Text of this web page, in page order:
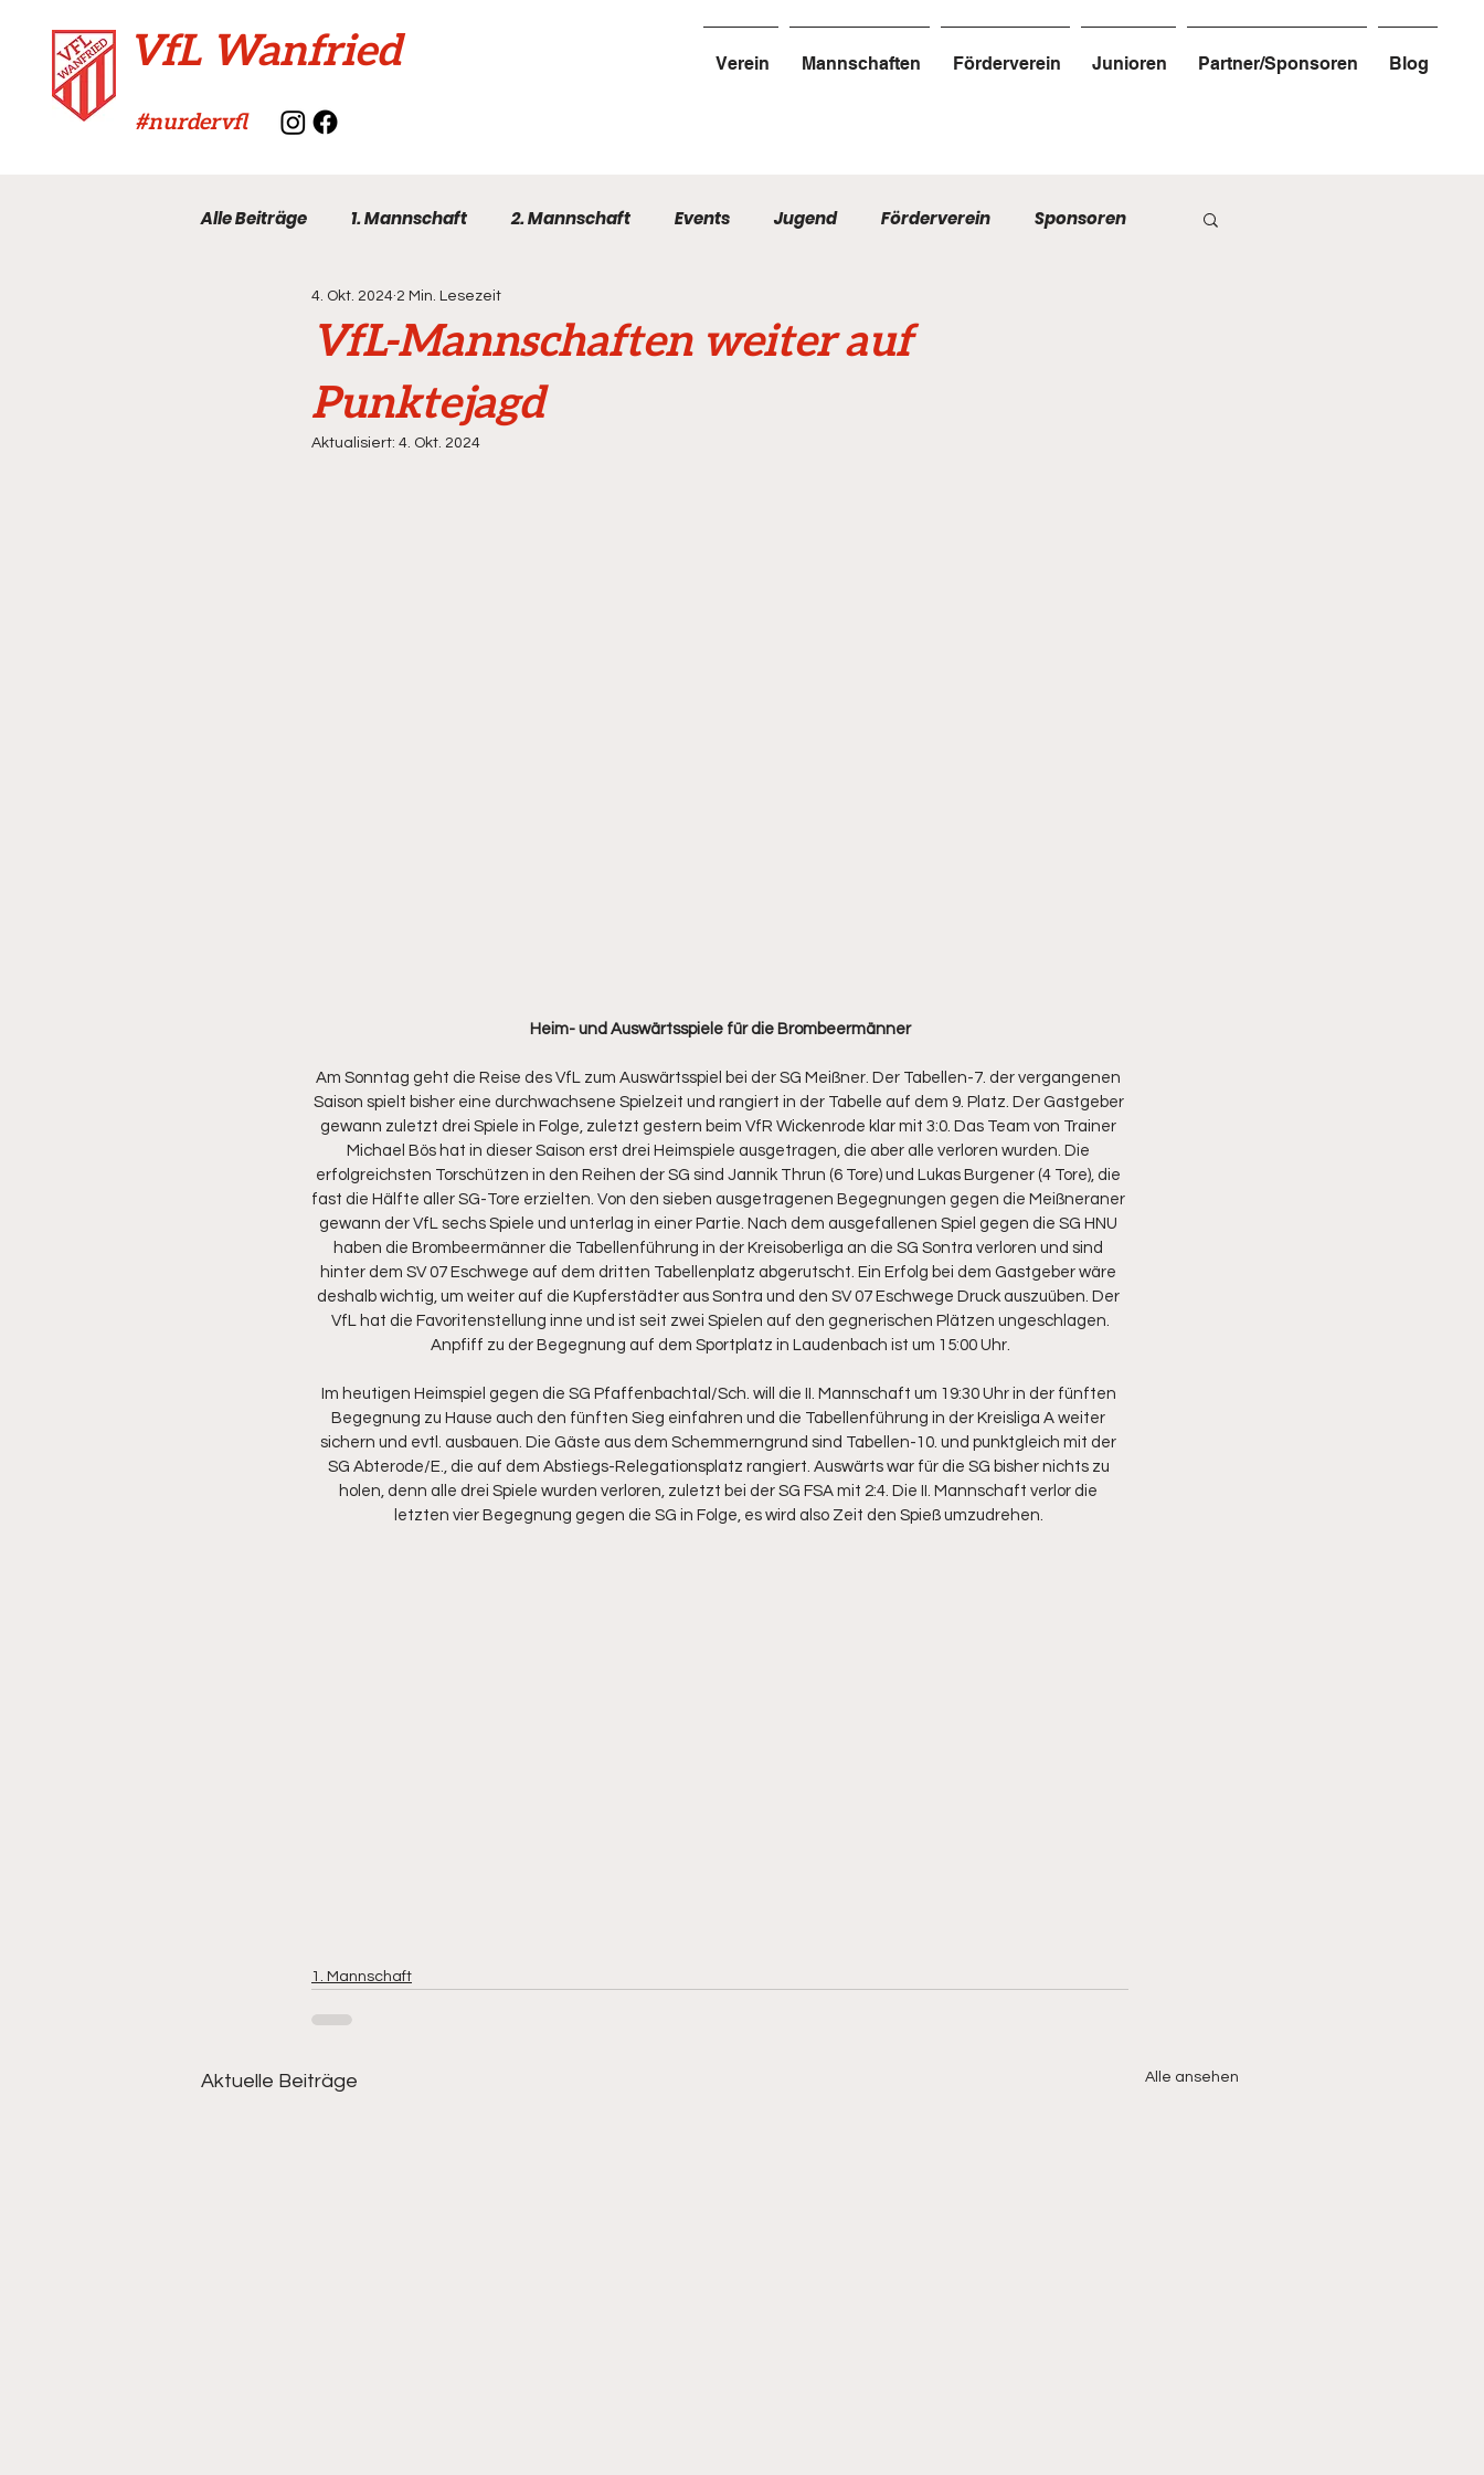
VfL Wanfried
#nurdervfl
Verein Mannschaften Förderverein Junioren Partner/Sponsoren Blog
Alle Beiträge 1. Mannschaft 2. Mannschaft Events Jugend Förderverein Sponsoren
VfL-Archiv
VfL-Mannschaften weiter auf
Punktejagd
4. Okt. 2024 2 Min. Lesezeit
Aktualisiert: 4. Okt. 2024
Heim- und Auswärtsspiele für die Brombeermänner
Am Sonntag geht die Reise des VfL zum Auswärtsspiel bei der SG Meißner. Der Tabellen-7. der vergangenen
Saison spielt bisher eine durchwachsene Spielzeit und rangiert in der Tabelle auf dem 9. Platz. Der Gastgeber
gewann zuletzt drei Spiele in Folge, zuletzt gestern beim VfR Wickenrode klar mit 3:0. Das Team von Trainer
Michael Bös hat in dieser Saison erst drei Heimspiele ausgetragen, die aber alle verloren wurden. Die
erfolgreichsten Torschützen in den Reihen der SG sind Jannik Thrun (6 Tore) und Lukas Burgener (4 Tore), die
fast die Hälfte aller SG-Tore erzielten. Von den sieben ausgetragenen Begegnungen gegen die Meißneraner
gewann der VfL sechs Spiele und unterlag in einer Partie. Nach dem ausgefallenen Spiel gegen die SG HNU
haben die Brombeermänner die Tabellenführung in der Kreisoberliga an die SG Sontra verloren und sind
hinter dem SV 07 Eschwege auf dem dritten Tabellenplatz abgerutscht. Ein Erfolg bei dem Gastgeber wäre
deshalb wichtig, um weiter auf die Kupferstädter aus Sontra und den SV 07 Eschwege Druck auszuüben. Der
VfL hat die Favoritenstellung inne und ist seit zwei Spielen auf den gegnerischen Plätzen ungeschlagen.
Anpfiff zu der Begegnung auf dem Sportplatz in Laudenbach ist um 15:00 Uhr.
Im heutigen Heimspiel gegen die SG Pfaffenbachtal/Sch. will die II. Mannschaft um 19:30 Uhr in der fünften
Begegnung zu Hause auch den fünften Sieg einfahren und die Tabellenführung in der Kreisliga A weiter
sichern und evtl. ausbauen. Die Gäste aus dem Schemmerngrund sind Tabellen-10. und punktgleich mit der
SG Abterode/E., die auf dem Abstiegs-Relegationsplatz rangiert. Auswärts war für die SG bisher nichts zu
holen, denn alle drei Spiele wurden verloren, zuletzt bei der SG FSA mit 2:4. Die II. Mannschaft verlor die
letzten vier Begegnung gegen die SG in Folge, es wird also Zeit den Spieß umzudrehen.
1. Mannschaft
Aktuelle Beiträge Alle ansehen